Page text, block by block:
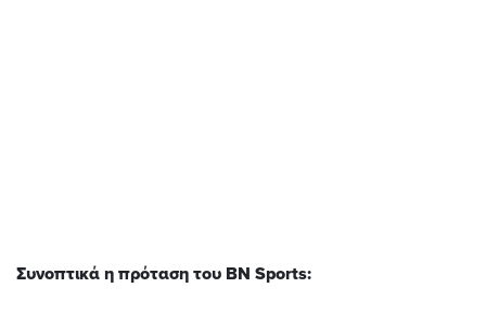
Συνοπτικά η πρόταση του BN Sports: